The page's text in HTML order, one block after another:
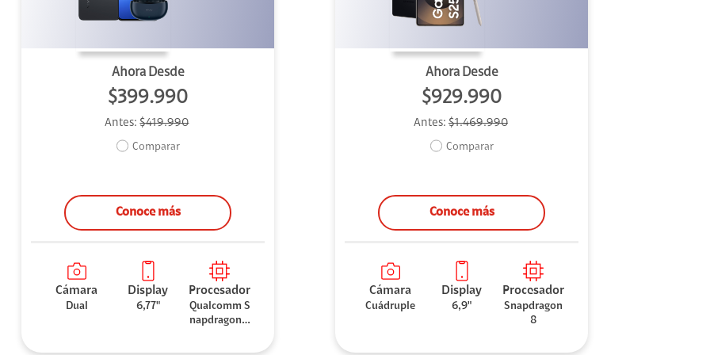
Ahora Desde
$399.990
Antes:$419.990
Comparar
Conoce más
Cámara
Dual
Display
6,77"
Procesador
Qualcomm S
napdragon 7
Ahora Desde
$929.990
Antes: $1.469.990
Comparar
Conoce más
Cámara
Cuádruple
Display
6,9"
Procesador
Snapdragon
8